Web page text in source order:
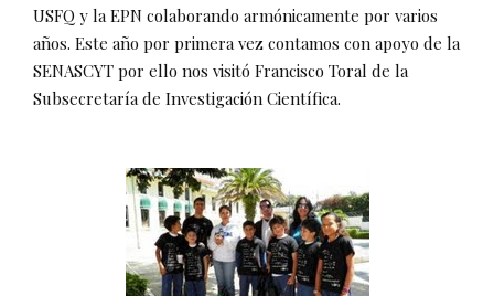
USFQ y la EPN colaborando armónicamente por varios
años. Este año por primera vez contamos con apoyo de la
SENASCYT por ello nos visitó Francisco Toral de la
Subsecretaría de Investigación Científica.